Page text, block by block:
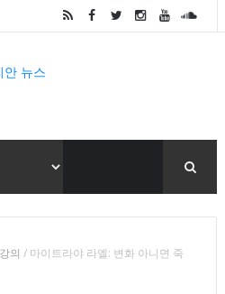
의 / 마이트라야 라엘: 변화 아니면 죽